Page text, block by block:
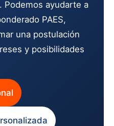
Podemos ayudarte a
PAES,
una postulación
y posibilidades